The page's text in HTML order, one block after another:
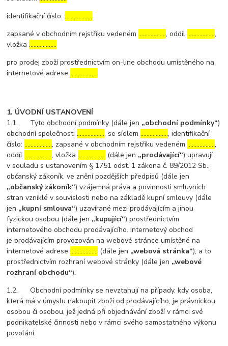
identifikační číslo:………………
zapsané v obchodním rejstříku vedeném………………, oddíl………………,
vložka………………
pro prodej zboží prostřednictvím on-line obchodu umístěného na
internetové adrese………………
1. ÚVODNÍ USTANOVENÍ
1.1. Tyto obchodní podmínky (dále jen „obchodní podmínky“)
obchodní společnosti………………, se sídlem………………, identifikační
číslo:………………, zapsané v obchodním rejstříku vedeném………………,
oddíl………………, vložka……………… (dále jen „prodávající“) upravují
v souladu s ustanovením § 1751 odst. 1 zákona č. 89/2012 Sb.,
občanský zákoník, ve znění pozdějších předpisů (dále jen
„občanský zákoník“) vzájemná práva a povinnosti smluvních
stran vzniklé v souvislosti nebo na základě kupní smlouvy (dále
jen „kupní smlouva“) uzavírané mezi prodávajícím a jinou
fyzickou osobou (dále jen „kupující“) prostřednictvím
internetového obchodu prodávajícího. Internetový obchod
je prodávajícím provozován na webové stránce umístěné na
internetové adrese……………… (dále jen „webová stránka“), a to
prostřednictvím rozhraní webové stránky (dále jen „webové
rozhraní obchodu“).
1.2. Obchodní podmínky se nevztahují na případy, kdy osoba,
která má v úmyslu nakoupit zboží od prodávajícího, je právnickou
osobou či osobou, jež jedná při objednávání zboží v rámci své
podnikatelské činnosti nebo v rámci svého samostatného výkonu
povolání.